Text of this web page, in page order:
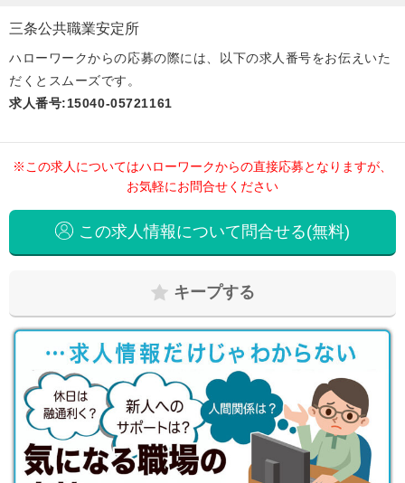
三条公共職業安定所
ハローワークからの応募の際には、以下の求人番号をお伝えいた
だくとスムーズです。
求人番号:15040-05721161
※この求人についてはハローワークからの直接応募となりますが、
お気軽にお問合せください
この求人情報について問合せる(無料)
キープする